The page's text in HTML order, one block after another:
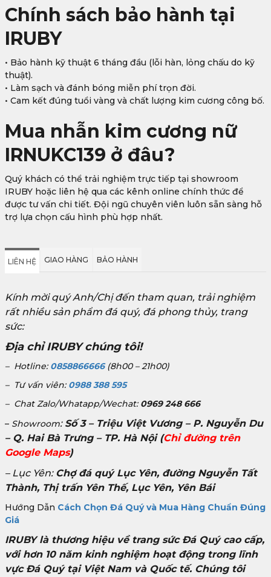
Chính sách bảo hành tại
IRUBY
• Bảo hành kỹ thuật 6 tháng đầu (lỗi hàn, lỏng chấu do kỹ
thuật).
• Làm sạch và đánh bóng miễn phí trọn đời.
• Cam kết đúng tuổi vàng và chất lượng kim cương công bố.
Mua nhẫn kim cương nữ
IRNUKC139 ở đâu?
Quý khách có thể trải nghiệm trực tiếp tại showroom
IRUBY hoặc liên hệ qua các kênh online chính thức để
được tư vấn chi tiết. Đội ngũ chuyên viên luôn sẵn sàng hỗ
trợ lựa chọn cấu hình phù hợp nhất.
LIÊN HỆ GIAO HÀNG BẢO HÀNH
Kính mời quý Anh/Chị đến tham quan, trải nghiệm
rất nhiều sản phẩm đá quý, đá phong thủy, trang
sức:
Địa chỉ IRUBY chúng tôi!
– Hotline: 0858866666(8h00 – 21h00)
– Tư vấn viên: 0988 388 595
– Chat Zalo/Whatapp/Wechat: 0969 248 666
– Showroom: Số 3 – Triệu Việt Vương – P. Nguyễn Du
– Q. Hai Bà Trưng – TP. Hà Nội(Chỉ đường trên
Google Maps)
– Lục Yên: Chợ đá quý Lục Yên, đường Nguyễn Tất
Thành, Thị trấn Yên Thế, Lục Yên, Yên Bái
Hướng Dẫn Cách Chọn Đá Quý và Mua Hàng Chuẩn Đúng
Giá
IRUBY là thương hiệu về trang sức Đá Quý cao cấp,
với hơn 10 năm kinh nghiệm hoạt động trong lĩnh
vực Đá Quý tại Việt Nam và Quốc tế. Chúng tôi